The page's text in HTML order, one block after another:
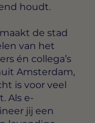
houdt.
de stad
van het
én collega’s
Amsterdam,
is voor veel
Als e-
jij een